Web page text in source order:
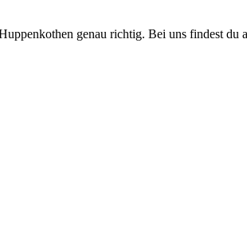
genau richtig. Bei uns findest du